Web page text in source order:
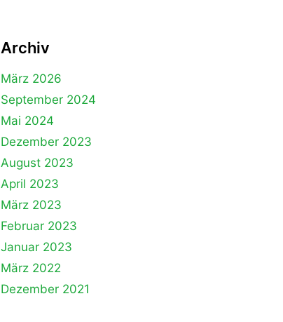
Archiv
März 2026
September 2024
Mai 2024
Dezember 2023
August 2023
April 2023
März 2023
Februar 2023
Januar 2023
März 2022
Dezember 2021